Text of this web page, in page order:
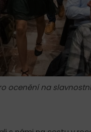
ocenění na